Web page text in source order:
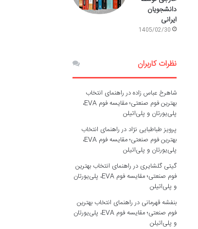
دانشجویان
ایرانی
1405/02/30
نظرات کاربران
شاهرخ عباس زادهدرراهنمای انتخاب
بهترین فوم صنعتی؛ مقایسه فوم EVA،
پلی‌یورتان و پلی‌اتیلن
پرویز طباطبایی نژاد درراهنمای انتخاب
بهترین فوم صنعتی؛ مقایسه فوم EVA،
پلی‌یورتان و پلی‌اتیلن
گیتی گلشایری درراهنمای انتخاب بهترین
فوم صنعتی؛ مقایسه فوم EVA، پلی‌یورتان
و پلی‌اتیلن
بنفشه قهرمانی درراهنمای انتخاب بهترین
فوم صنعتی؛ مقایسه فوم EVA، پلی‌یورتان
و پلی‌اتیلن